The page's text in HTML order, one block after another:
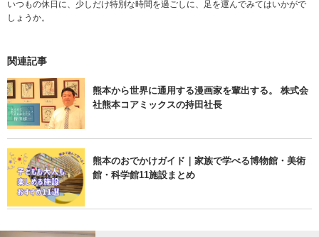
いつもの休日に、少しだけ特別な時間を過ごしに、足を運んでみてはいかがで
しょうか。
関連記事
熊本から世界に通用する漫画家を輩出する。 株式会
社熊本コアミックスの持田社長
熊本のおでかけガイド｜家族で学べる博物館・美術
館・科学館11施設まとめ